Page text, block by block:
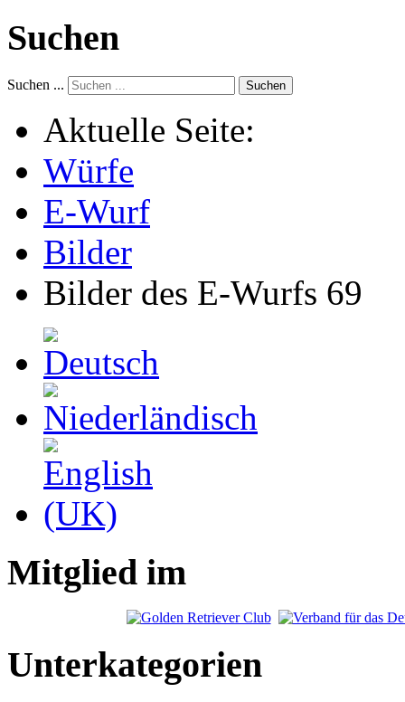
Suchen
Suchen ... Suchen
Aktuelle Seite:
Würfe
E-Wurf
Bilder
Bilder des E-Wurfs 69
Mitglied im
Unterkategorien